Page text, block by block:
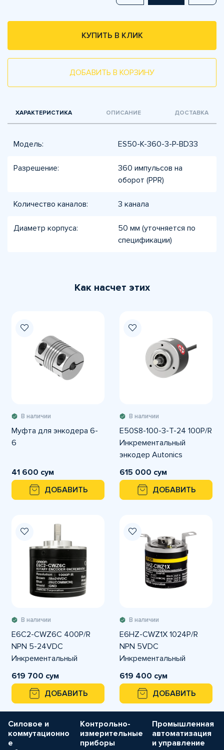
КУПИТЬ В КЛИК
ДОБАВИТЬ В КОРЗИНУ
ХАРАКТЕРИСТИКА ОПИСАНИЕ ДОСТАВКА
Модель: ES50-K-360-3-P-BD33
Разрешение:
360 импульсов на
оборот (PPR)
Количество каналов: 3 канала
Диаметр корпуса:
50 мм (уточняется по
спецификации)
Как насчет этих
В наличии
Муфта для энкодера 6-
6
41 600 сум
ДОБАВИТЬ
В наличии
E50S8-100-3-T-24 100P/R
Инкрементальный
энкодер Autonics
615 000 сум
ДОБАВИТЬ
В наличии
E6C2-CWZ6C 400P/R
NPN 5-24VDC
Инкрементальный
энкодер OMRON
619 700 сум
ДОБАВИТЬ
В наличии
E6HZ-CWZ1X 1024P/R
NPN 5VDC
Инкрементальный
энкодер OMRON
619 400 сум
ДОБАВИТЬ
Силовое и
коммутационно
е
Контрольно-
измерительные
приборы
Промышленная
автоматизация
и управление